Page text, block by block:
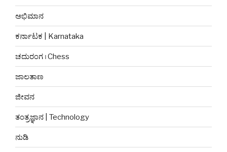
ಅಭಿಮಾನ
ಕರ್ನಾಟಕ | Karnataka
ಚದುರಂಗ । Chess
ಜಾಲತಾಣ
ಜೀವನ
ತಂತ್ರಜ್ಞಾನ | Technology
ನುಡಿ